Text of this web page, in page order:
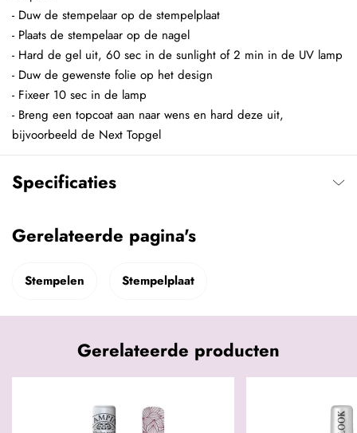
- Duw de stempelaar op de stempelplaat
- Plaats de stempelaar op de nagel
- Hard de gel uit, 60 sec in de sunlight of 2 min in de UV lamp
- Duw de gewenste folie op het design
- Fixeer 10 sec in de lamp
- Breng een topcoat aan naar wens en hard deze uit,
bijvoorbeeld de Next Topgel
Specificaties
Gerelateerde pagina's
Stempelen Stempelplaat
Gerelateerde producten